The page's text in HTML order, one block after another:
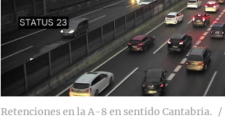
Retenciones en la A-8 en sentido Cantabria.